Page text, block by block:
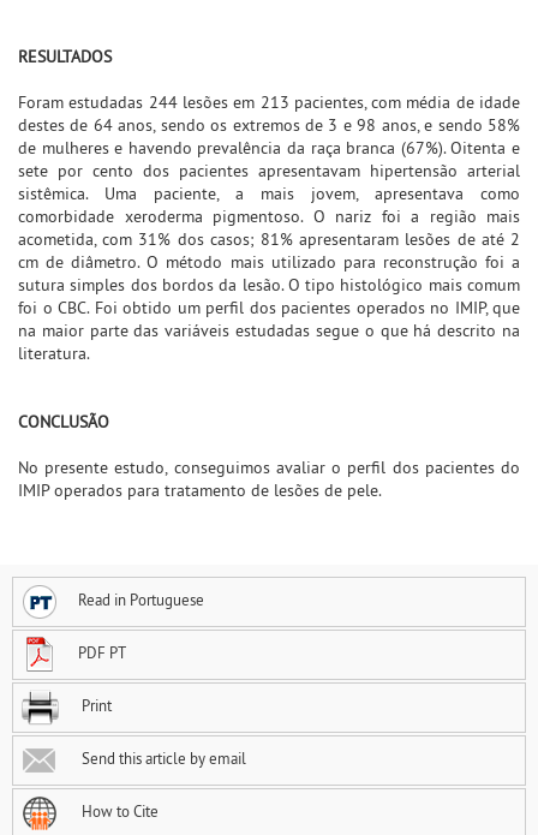
RESULTADOS
Foram estudadas 244 lesões em 213 pacientes, com média de idade
destes de 64 anos, sendo os extremos de 3 e 98 anos, e sendo 58%
de mulheres e havendo prevalência da raça branca (67%). Oitenta e
sete por cento dos pacientes apresentavam hipertensão arterial
sistêmica. Uma paciente, a mais jovem, apresentava como
comorbidade xeroderma pigmentoso. O nariz foi a região mais
acometida, com 31% dos casos; 81% apresentaram lesões de até 2
cm de diâmetro. O método mais utilizado para reconstrução foi a
sutura simples dos bordos da lesão. O tipo histológico mais comum
foi o CBC. Foi obtido um perfil dos pacientes operados no IMIP, que
na maior parte das variáveis estudadas segue o que há descrito na
literatura.
CONCLUSÃO
No presente estudo, conseguimos avaliar o perfil dos pacientes do
IMIP operados para tratamento de lesões de pele.
Read in Portuguese
PDF PT
Print
Send this article by email
How to Cite